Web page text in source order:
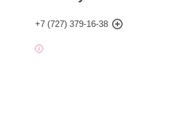
+7 (727) 379-16-38